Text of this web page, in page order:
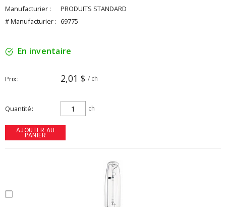
Manufacturier :
PRODUITS STANDARD
# Manufacturier : 69775
En inventaire
Prix 2,01 $ / ch
Quantité ch
AJOUTER AU
PANIER